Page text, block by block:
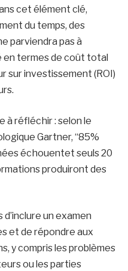
cet élément clé,
du temps, des
parviendra pas à
termes de coût total
sur investissement (ROI)
à réfléchir : selon le
Gartner, “85%
échouentet seuls 20
produiront des
un examen
et de répondre aux
y compris les problèmes
ou les parties